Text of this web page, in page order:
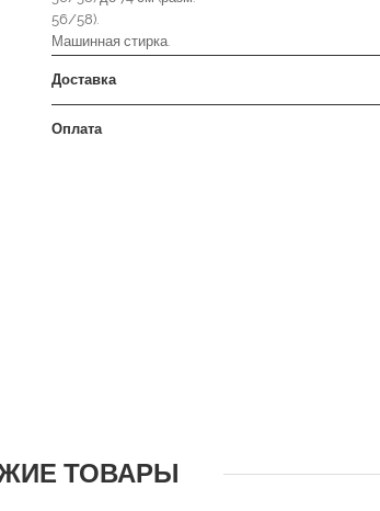
56/58).
Машинная стирка.
Доставка
Оплата
ТОВАРЫ